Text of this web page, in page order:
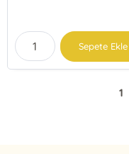
Sepete Ekle
1